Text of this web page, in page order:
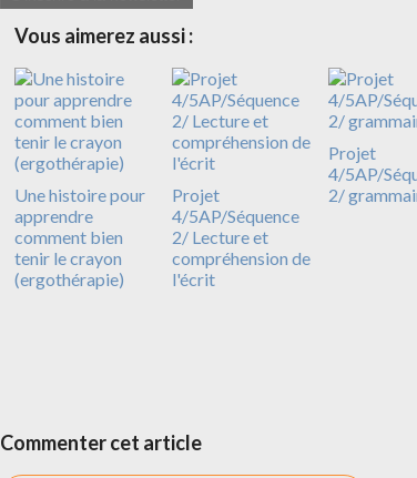
Vous aimerez aussi :
Une histoire pour
apprendre
comment bien
tenir le crayon
(ergothérapie)
Projet
4/5AP/Séquence
2/ Lecture et
compréhension de
l'écrit
Projet
4/5AP/
2/
Commenter cet article